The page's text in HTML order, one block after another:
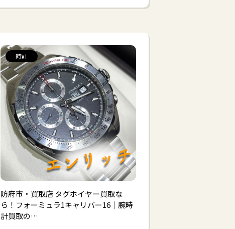
# 電動工具 # その他
時計
防府市・買取店 タグホイヤー買取な
ら！フォーミュラ1キャリバー16｜腕時
計買取の…